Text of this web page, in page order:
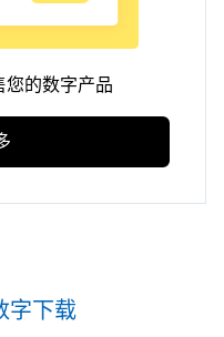
的数字产品
字下载